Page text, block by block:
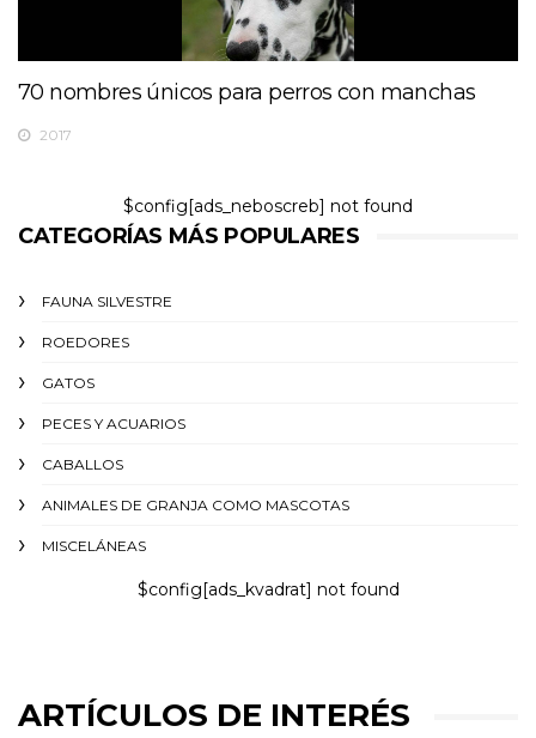
70 nombres únicos para perros con manchas
2017
$config[ads_neboscreb] not found
CATEGORÍAS MÁS POPULARES
FAUNA SILVESTRE
ROEDORES
GATOS
PECES Y ACUARIOS
CABALLOS
ANIMALES DE GRANJA COMO MASCOTAS
MISCELÁNEAS
$config[ads_kvadrat] not found
ARTÍCULOS DE INTERÉS